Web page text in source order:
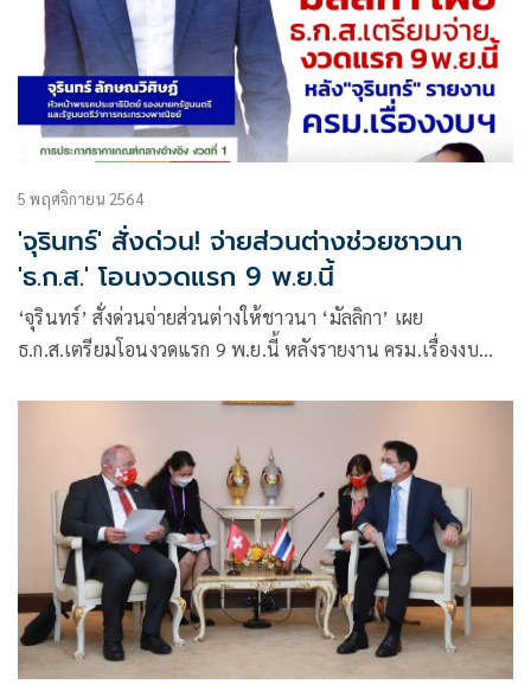
5 พฤศจิกายน 2564
'จุรินทร์' สั่งด่วน! จ่ายส่วนต่างช่วยชาวนา
'ธ.ก.ส.' โอนงวดแรก 9 พ.ย.นี้
‘จุรินทร์’ สั่งด่วนจ่ายส่วนต่างให้ชาวนา ‘มัลลิกา’ เผย
ธ.ก.ส.เตรียมโอนงวดแรก 9 พ.ย.นี้ หลังรายงาน ครม.เรื่องงบ